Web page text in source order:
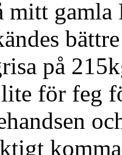
mitt
på
för feg